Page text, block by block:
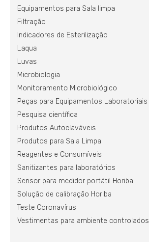
Equipamentos para Sala limpa
Filtração
Indicadores de Esterilização
Laqua
Luvas
Microbiologia
Monitoramento Microbiológico
Peças para Equipamentos Laboratoriais
Pesquisa científica
Produtos Autoclaváveis
Produtos para Sala Limpa
Reagentes e Consumíveis
Sanitizantes para laboratórios
Sensor para medidor portátil Horiba
Solução de calibração Horiba
Teste Coronavírus
Vestimentas para ambiente controlados